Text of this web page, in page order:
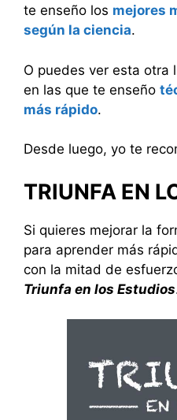
te enseño los mejores
según la ciencia.
O puedes ver esta otra
en las que te enseño
más rápido.
Desde luego, yo te
TRIUNFA EN
Si quieres mejorar la
para aprender más
con la mitad de
Triunfa en los Estudios